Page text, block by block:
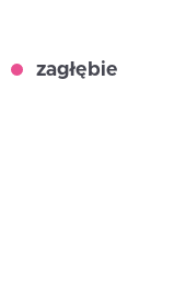
zagłębie